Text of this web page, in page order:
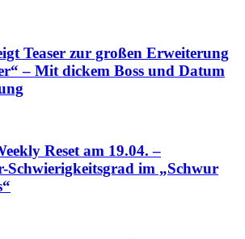
Teaser zur großen Erweiterung
– Mit dickem Boss und Datum
Reset am 19.04. –
Schwierigkeitsgrad im „Schwur